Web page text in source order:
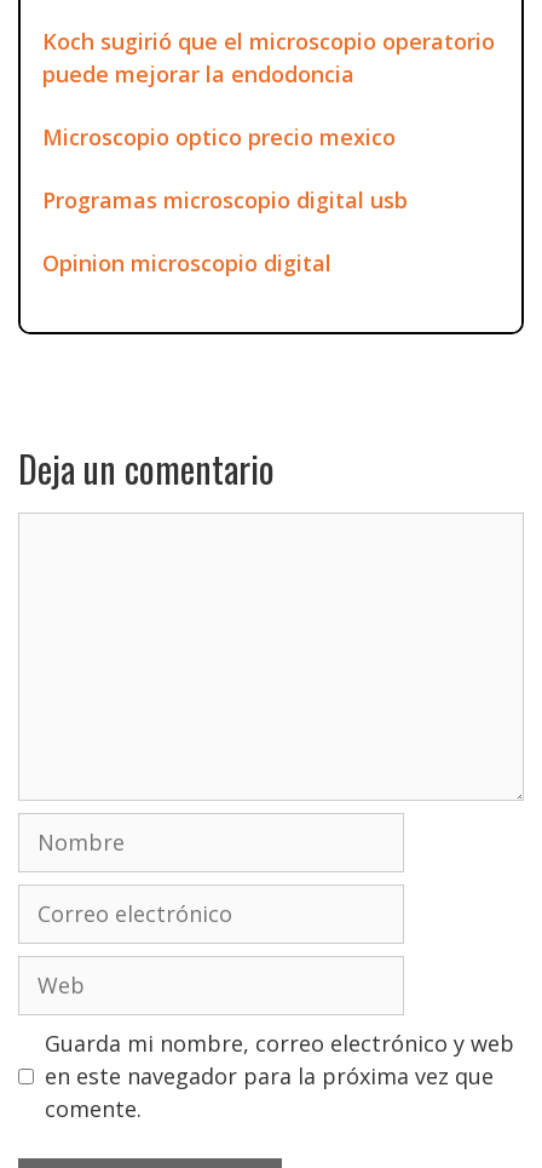
Koch sugirió que el microscopio operatorio
puede mejorar la endodoncia
Microscopio optico precio mexico
Programas microscopio digital usb
Opinion microscopio digital
Deja un comentario
Nombre
electrónico
Guarda mi nombre, correo electrónico y web
en este navegador para la próxima vez que
comente.